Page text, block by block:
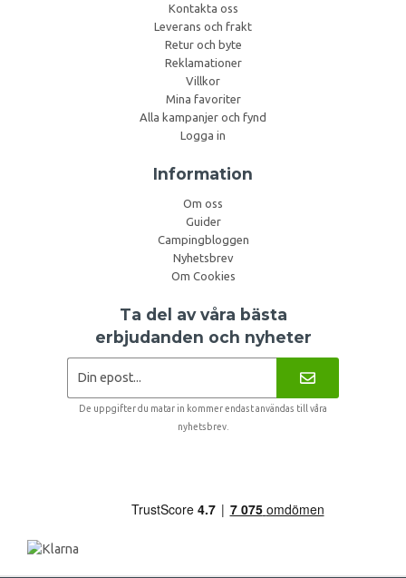
Kontakta oss
Leverans och frakt
Retur och byte
Reklamationer
Villkor
Mina favoriter
Alla kampanjer och fynd
Logga in
Information
Om oss
Guider
Campingbloggen
Nyhetsbrev
Om Cookies
Ta del av våra bästa
erbjudanden och nyheter
De uppgifter du matar in kommer endast användas till våra
nyhetsbrev.